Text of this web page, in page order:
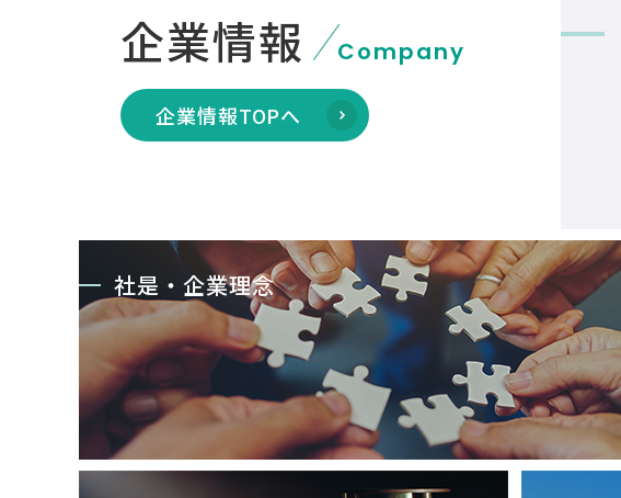
企業情報 Company
企業情報TOPへ
社是・企業理念